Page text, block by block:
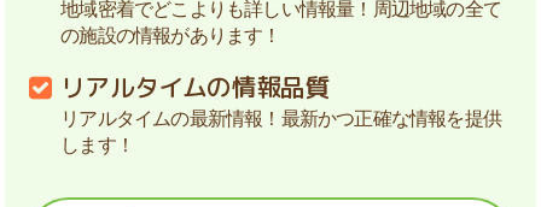
地域密着でどこよりも詳しい情報量！周辺地域の全て
の施設の情報があります！
リアルタイムの情報品質
リアルタイムの最新情報！最新かつ正確な情報を提供
します！